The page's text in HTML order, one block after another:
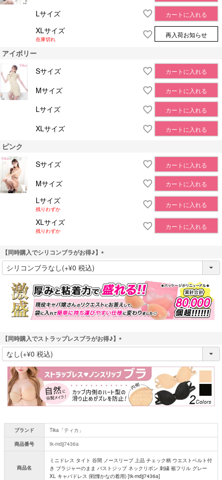
Lサイズ カートに入れる
XLサイズ
在庫切れ
再入荷お知らせ
アイボリー
Sサイズ
カートに入れる
Mサイズ カートに入れる
Lサイズ カートに入れる
XLサイズ カートに入れる
ピンク
Sサイズ
カートに入れる
Mサイズ カートに入れる
Lサイズ
残りわずか
カートに入れる
XLサイズ
残りわずか
カートに入れる
【同時購入でシリコンブラがお得♪】
(
)
【同時購入でストラップレスブラがお得♪】
(
須
)
ブランド
Tika「ティカ」
商品番号
tk-mdjj7436a
商品名
ミニドレス タイト 谷間 ノースリーブ 上品 チェック柄 ウエストベルト付
き ブラジャーのまま バストジップ ネックリボン 刺繍 裾フリル グレー
XL キャバドレス (戦慄かなの着用) [tk-mdjj7436a]